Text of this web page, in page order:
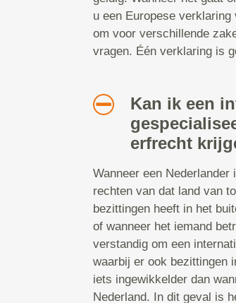
u een Europese
om voor verschillende
vragen. Één verklaring is
Kan ik een
erfrecht
Wanneer een
rechten van dat land van
bezittingen heeft in het
of wanneer het iemand
verstandig om een
waarbij er ook bezittingen
iets ingewikkelder dan
Nederland. In dit geval is